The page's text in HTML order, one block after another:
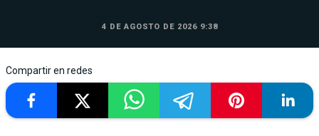
4 DE AGOSTO DE 2026 9:38
Compartir en redes